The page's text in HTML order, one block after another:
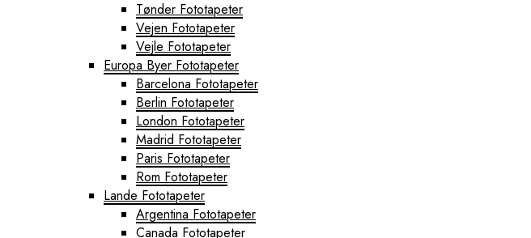
Tønder Fototapeter
Vejen Fototapeter
Vejle Fototapeter
Europa Byer Fototapeter
Barcelona Fototapeter
Berlin Fototapeter
London Fototapeter
Madrid Fototapeter
Paris Fototapeter
Rom Fototapeter
Lande Fototapeter
Argentina Fototapeter
Canada Fototapeter